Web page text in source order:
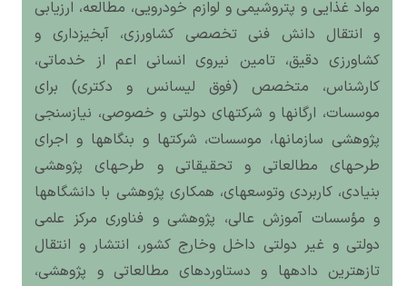
مواد غذایی و پتروشیمی و لوازم خودرویی، مطالعه، ارزیابی
و انتقال دانش فنی تخصصی کشاورزی، آبخیزداری و
کشاورزی دقیق، تامین نیروی انسانی اعم از خدماتی،
کارشناس، متخصص (فوق لیسانس و دکتری) برای
موسسات، ارگانها و شرکتهای دولتی و خصوصی، نیازسنجی
پژوهشی سازمانها، موسسات، شرکتها و بنگاهها و اجرای
طرحهای مطالعاتی و تحقیقاتی و طرح‎های پژوهشی
بنیادی، کاربردی وتوسعه‎ای، همکاری پژوهشی با دانشگاه‎ها
و مؤسسات آموزش عالی، پژوهشی و فناوری مرکز علمی
دولتی و غیر دولتی داخل وخارج کشور، انتشار و انتقال
تازه‎ترین داده‎ها و دستاوردهای مطالعاتی و پژوهشی،